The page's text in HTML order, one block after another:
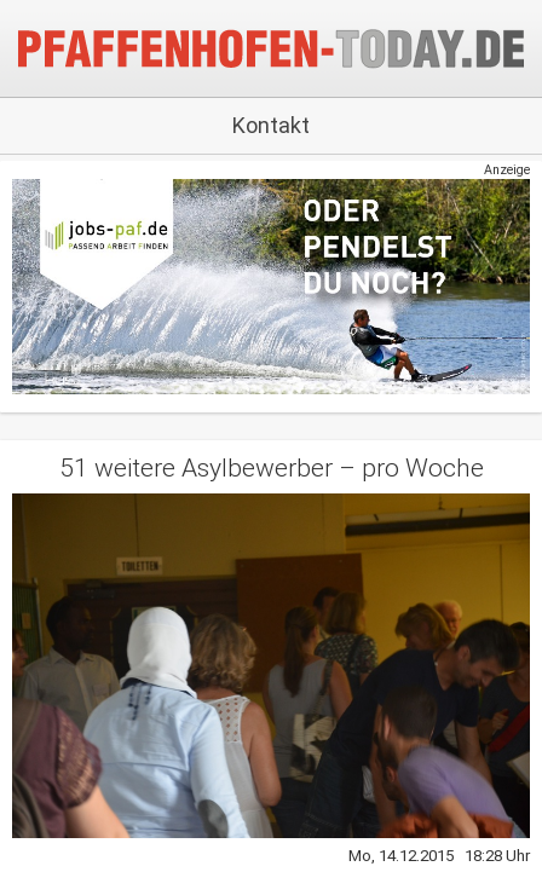
Kontakt
Anzeige
51 weitere Asylbewerber – pro Woche
Mo, 14.12.2015 18:28 Uhr